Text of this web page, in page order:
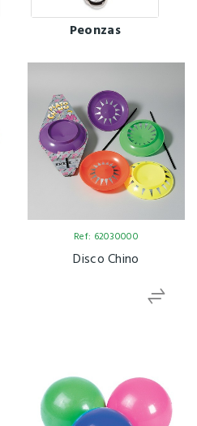
Peonzas
Ref: 62030000
Disco Chino